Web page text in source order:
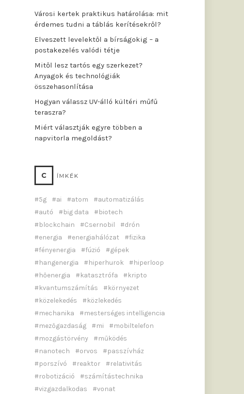
Városi kertek praktikus határolása: mit
érdemes tudni a táblás kerítésekről?
Elveszett levelektől a bírságokig – a
postakezelés valódi tétje
Mitől lesz tartós egy szerkezet?
Anyagok és technológiák
összehasonlítása
Hogyan válassz UV-álló kültéri műfű
teraszra?
Miért választják egyre többen a
napvitorla megoldást?
C ÍMKÉK
5g ai atom
automatizálás
autó
big data
biotech
blockchain
Csernobil
drón
energia
energiahálózat
fizika
fényenergia
fúzió
gépek
hangenergia
hiperhurok
hiperloop
hőenergia
katasztrófa
kripto
kvantumszámítás
környezet
közelekedés
közlekedés
mechanika
mesterséges intelligencia
mezőgazdaság
mi
mobiltelefon
mozgástörvény
működés
nanotech
orvos
passzívház
porszívó
reaktor
relativitás
robotizáció
számítástechnika
vizgazdalkodas
vonat